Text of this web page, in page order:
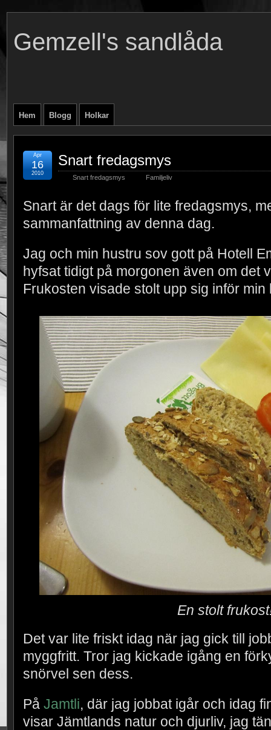
Gemzell's sandlåda
Hem Blogg Holkar
Snart fredagsmys
Snart fredagsmys Familjeliv
Apr
16
2010
Snart är det dags för lite fredagsmys,
sammanfattning av denna dag.
Jag och min hustru sov gott på Hotell
hyfsat tidigt på morgonen även om det
Frukosten visade stolt upp sig inför
En stolt
Det var lite friskt idag när jag gick till
myggfritt. Tror jag kickade igång en
snörvel sen dess.
På Jamtli, där jag jobbat igår och idag
visar Jämtlands natur och djurliv, jag